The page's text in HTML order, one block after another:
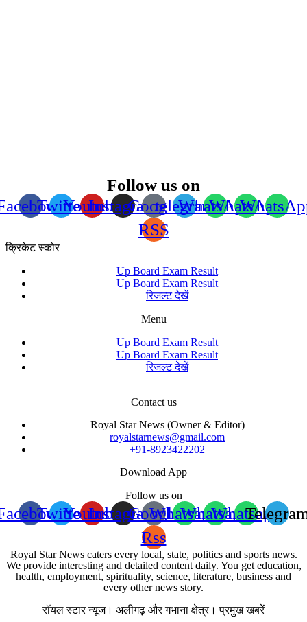
Follow us on
TwitterYoutube
Instagram
Googletelegram
WhatsApp
WhatsApp
RSS
क्रिकेट स्कोर
Up Board Exam Result
Up Board Exam Result
रिजल्ट देखें
Menu
Up Board Exam Result
Up Board Exam Result
रिजल्ट देखें
Contact us
Royal Star News (Owner & Editor)
royalstarnews@gmail.com
+91-8923422202
Download App
Follow us on
TwitterYoutube
Instagram
Google
Whatsapp
Whatsapp
Whatsapp
Rss
Royal Star News caters every local, state, politics and sports news.
We provide interesting and detailed content daily. You get education,
health, employment, spirituality, science, literature, business and
every other news story.
रॉयल स्टार न्यूज। अलीगढ़ और गभाना क्षेत्र। प्रमुख खबरें